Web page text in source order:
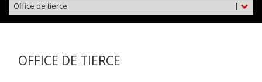
|
Office de tierce
OFFICE DE TIERCE